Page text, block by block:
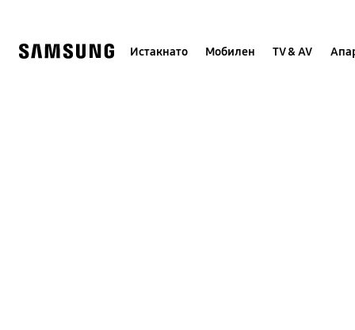
Истакнато Мобилен TV & AV